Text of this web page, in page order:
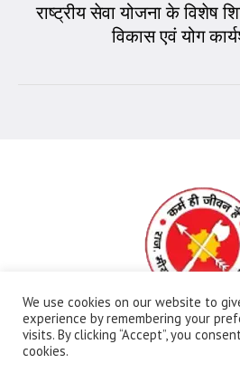
राष्ट्रीय सेवा योजना के विशेष
विकास एवं योग
All Rights Reserved | Ⓒ
We use cookies on our website to
experience by remembering your
visits. By clicking “Accept”, you
cookies.